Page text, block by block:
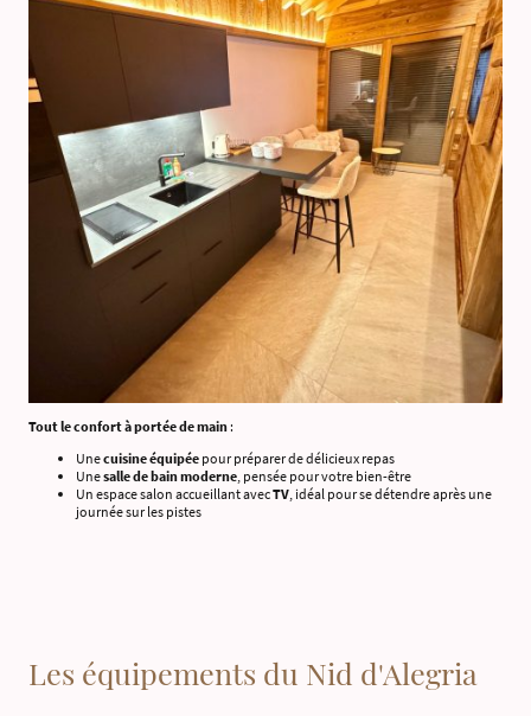
Tout le confort à portée de main :
Unecuisine équipée pour préparer de délicieux repas
Unesalle de bain moderne, pensée pour votre bien-être
Un espace salon accueillant avecTV, idéal pour se détendre après une
journée sur les pistes
Les équipements du Nid d'Alegria